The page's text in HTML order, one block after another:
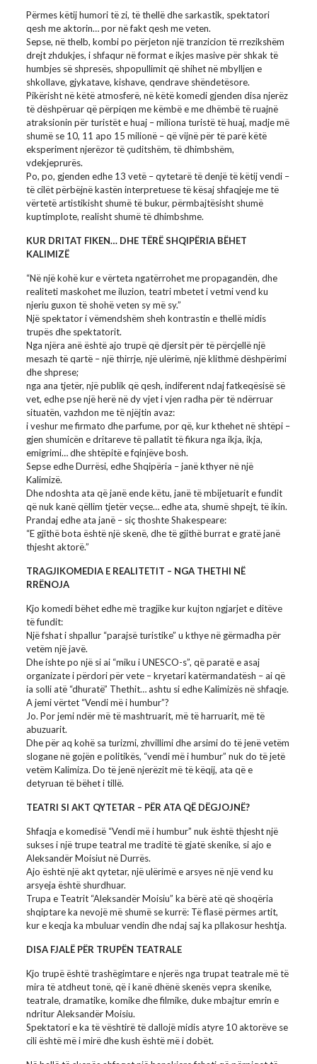
Përmes këtij humori të zi, të thellë dhe sarkastik, spektatori
qesh me aktorin… por në fakt qesh me veten.
Sepse, në thelb, kombi po përjeton një tranzicion të rrezikshëm
drejt zhdukjes, i shfaqur në format e ikjes masive për shkak të
humbjes së shpresës, shpopullimit që shihet në mbylljen e
shkollave, gjykatave, kishave, qendrave shëndetësore.
Pikërisht në këtë atmosferë, në këtë komedi gjenden disa njerëz
të dëshpëruar që përpiqen me këmbë e me dhëmbë të ruajnë
atraksionin për turistët e huaj – miliona turistë të huaj, madje më
shumë se 10, 11 apo 15 milionë – që vijnë për të parë këtë
eksperiment njerëzor të çuditshëm, të dhimbshëm,
vdekjeprurës.
Po, po, gjenden edhe 13 vetë – qytetarë të denjë të këtij vendi –
të cilët përbëjnë kastën interpretuese të kësaj shfaqjeje me të
vërtetë artistikisht shumë të bukur, përmbajtësisht shumë
kuptimplote, realisht shumë të dhimbshme.
KUR DRITAT FIKEN… DHE TËRË SHQIPËRIA BËHET
KALIMIZË
“Në një kohë kur e vërteta ngatërrohet me propagandën, dhe
realiteti maskohet me iluzion, teatri mbetet i vetmi vend ku
njeriu guxon të shohë veten sy më sy.”
Një spektator i vëmendshëm sheh kontrastin e thellë midis
trupës dhe spektatorit.
Nga njëra anë është ajo trupë që djersit për të përcjellë një
mesazh të qartë – një thirrje, një ulërimë, një klithmë dëshpërimi
dhe shprese;
nga ana tjetër, një publik që qesh, indiferent ndaj fatkeqësisë së
vet, edhe pse një herë në dy vjet i vjen radha për të ndërruar
situatën, vazhdon me të njëjtin avaz:
i veshur me firmato dhe parfume, por që, kur kthehet në shtëpi –
gjen shumicën e dritareve të pallatit të fikura nga ikja, ikja,
emigrimi… dhe shtëpitë e fqinjëve bosh.
Sepse edhe Durrësi, edhe Shqipëria – janë kthyer në një
Kalimizë.
Dhe ndoshta ata që janë ende këtu, janë të mbijetuarit e fundit
që nuk kanë qëllim tjetër veçse… edhe ata, shumë shpejt, të ikin.
Prandaj edhe ata janë – siç thoshte Shakespeare:
“E gjithë bota është një skenë, dhe të gjithë burrat e gratë janë
thjesht aktorë.”
TRAGJIKOMEDIA E REALITETIT – NGA THETHI NË
RRËNOJA
Kjo komedi bëhet edhe më tragjike kur kujton ngjarjet e ditëve
të fundit:
Një fshat i shpallur “parajsë turistike” u kthye në gërmadha për
vetëm një javë.
Dhe ishte po një si ai “miku i UNESCO-s”, që paratë e asaj
organizate i përdori për vete – kryetari katërmandatësh – ai që
ia solli atë “dhuratë” Thethit… ashtu si edhe Kalimizës në shfaqje.
A jemi vërtet “Vendi më i humbur”?
Jo. Por jemi ndër më të mashtruarit, më të harruarit, më të
abuzuarit.
Dhe për aq kohë sa turizmi, zhvillimi dhe arsimi do të jenë vetëm
slogane në gojën e politikës, “vendi më i humbur” nuk do të jetë
vetëm Kalimiza. Do të jenë njerëzit më të këqij, ata që e
detyruan të bëhet i tillë.
TEATRI SI AKT QYTETAR – PËR ATA QË DËGJOJNË?
Shfaqja e komedisë “Vendi më i humbur” nuk është thjesht një
sukses i një trupe teatral me traditë të gjatë skenike, si ajo e
Aleksandër Moisiut në Durrës.
Ajo është një akt qytetar, një ulërimë e arsyes në një vend ku
arsyeja është shurdhuar.
Trupa e Teatrit “Aleksandër Moisiu” ka bërë atë që shoqëria
shqiptare ka nevojë më shumë se kurrë: Të flasë përmes artit,
kur e keqja ka mbuluar vendin dhe ndaj saj ka pllakosur heshtja.
DISA FJALË PËR TRUPËN TEATRALE
Kjo trupë është trashëgimtare e njerës nga trupat teatrale më të
mira të atdheut tonë, që i kanë dhënë skenës vepra skenike,
teatrale, dramatike, komike dhe filmike, duke mbajtur emrin e
ndritur Aleksandër Moisiu.
Spektatori e ka të vështirë të dallojë midis atyre 10 aktorëve se
cili është më i mirë dhe kush është më i dobët.